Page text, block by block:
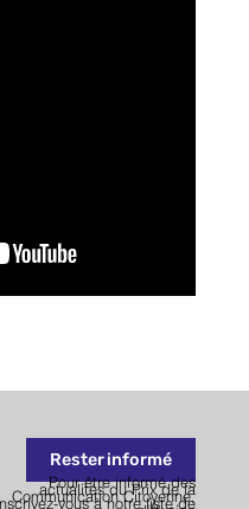
Rester informé
Pour être informé des
actualités du Prix de la
Communication Citoyenne,
vous à notre liste de